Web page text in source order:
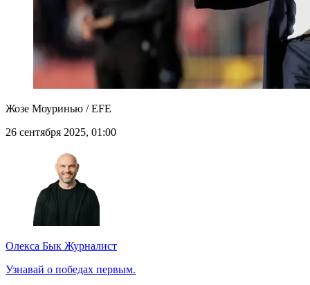
Жозе Моуринью / EFE
26 сентября 2025, 01:00
Олекса Бык Журналист
Узнавай о победах первым.